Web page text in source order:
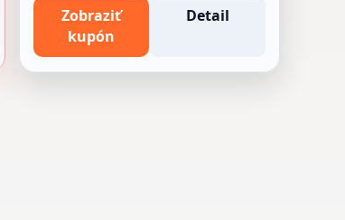
Zobraziť
kupón
Detail